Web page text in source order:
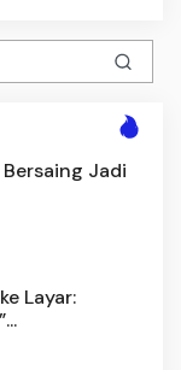
Jadi
Layar: